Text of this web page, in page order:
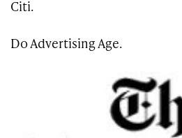
Citi.
Do Advertising Age.